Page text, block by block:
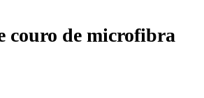
couro de microfibra